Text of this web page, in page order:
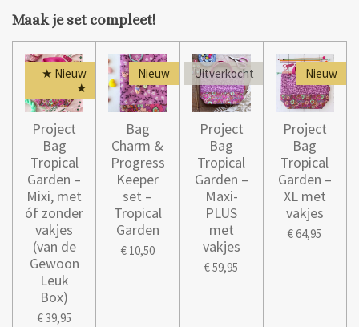
f
u
l
l
e
Maak je set compleet!
★ Nieuw
★
Project
Bag
Tropical
Garden –
Mixi, met
óf zonder
vakjes
(van de
Gewoon
Leuk
Box)
€ 39,95
Nieuw
Bag
Charm &
Progress
Keeper
set –
Tropical
Garden
€ 10,50
Uitverkocht
Project
Bag
Tropical
Garden –
Maxi-
PLUS
met
vakjes
€ 59,95
Nieuw
Project
Bag
Tropical
Garden –
XL met
vakjes
€ 64,95